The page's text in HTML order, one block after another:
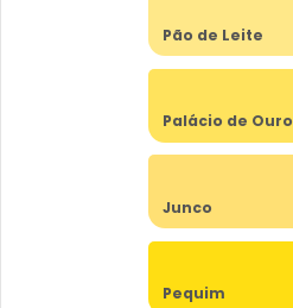
Pão de Leite
Palácio de Ouro
Junco
Pequim